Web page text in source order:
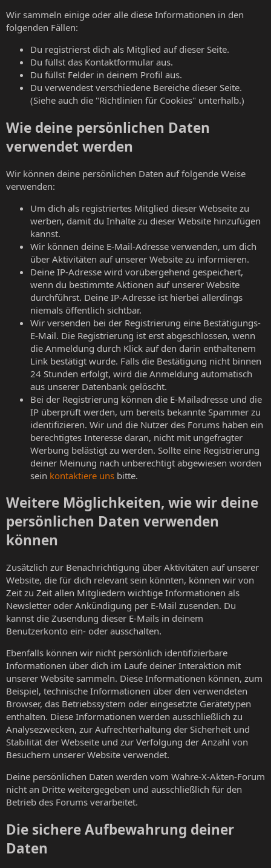
Wir sammeln einige oder alle diese Informationen in den
folgenden Fällen:
Du registrierst dich als Mitglied auf dieser Seite.
Du füllst das Kontaktformular aus.
Du füllst Felder in deinem Profil aus.
Du verwendest verschiedene Bereiche dieser Seite.
(Siehe auch die "Richtlinien für Cookies" unterhalb.)
Wie deine persönlichen Daten
verwendet werden
Wir können deine persönlichen Daten auf folgende Weise
verwenden:
Um dich als registriertes Mitglied dieser Webseite zu
werben, damit du Inhalte zu dieser Website hinzufügen
kannst.
Wir können deine E-Mail-Adresse verwenden, um dich
über Aktivitäten auf unserer Website zu informieren.
Deine IP-Adresse wird vorübergehend gespeichert,
wenn du bestimmte Aktionen auf unserer Website
durchführst. Deine IP-Adresse ist hierbei allerdings
niemals öffentlich sichtbar.
Wir versenden bei der Registrierung eine Bestätigungs-
E-Mail. Die Registrierung ist erst abgeschlossen, wenn
die Anmeldung durch Klick auf den darin enthaltenem
Link bestätigt wurde. Falls die Bestätigung nicht binnen
24 Stunden erfolgt, wird die Anmeldung automatisch
aus unserer Datenbank gelöscht.
Bei der Registrierung können die E-Mailadresse und die
IP überprüft werden, um bereits bekannte Spammer zu
identifizieren. Wir und die Nutzer des Forums haben ein
berechtigtes Interesse daran, nicht mit ungefragter
Werbung belästigt zu werden. Sollte eine Registrierung
deiner Meinung nach unberechtigt abgewiesen worden
sein kontaktiere uns bitte.
Weitere Möglichkeiten, wie wir deine
persönlichen Daten verwenden
können
Zusätzlich zur Benachrichtigung über Aktivitäten auf unserer
Website, die für dich relevant sein könnten, können wir von
Zeit zu Zeit allen Mitgliedern wichtige Informationen als
Newsletter oder Ankündigung per E-Mail zusenden. Du
kannst die Zusendung dieser E-Mails in deinem
Benutzerkonto ein- oder ausschalten.
Ebenfalls können wir nicht persönlich identifizierbare
Informationen über dich im Laufe deiner Interaktion mit
unserer Website sammeln. Diese Informationen können, zum
Beispiel, technische Informationen über den verwendeten
Browser, das Betriebssystem oder eingesetzte Gerätetypen
enthalten. Diese Informationen werden ausschließlich zu
Analysezwecken, zur Aufrechterhaltung der Sicherheit und
Stabilität der Webseite und zur Verfolgung der Anzahl von
Besuchern unserer Website verwendet.
Deine persönlichen Daten werden vom Wahre-X-Akten-Forum
nicht an Dritte weitergegeben und ausschließlich für den
Betrieb des Forums verarbeitet.
Die sichere Aufbewahrung deiner
Daten